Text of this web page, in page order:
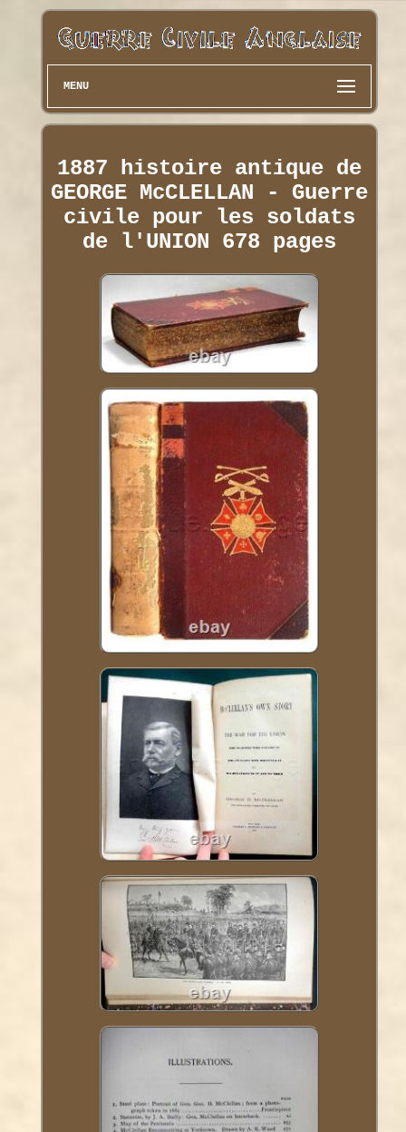
MENU
1887 histoire antique de
GEORGE McCLELLAN - Guerre
civile pour les soldats
de l'UNION 678 pages